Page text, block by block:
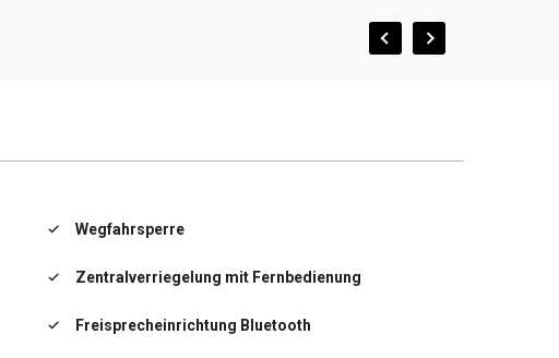
Wegfahrsperre
Zentralverriegelung mit Fernbedienung
Freisprecheinrichtung Bluetooth